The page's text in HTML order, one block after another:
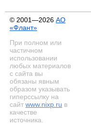
© 2001—2026 АО
«Флант»
При полном или
частичном
использовании
любых материалов
с сайта вы
обязаны явным
образом указывать
гиперссылку на
сайт www.nixp.ru в
качестве
источника.